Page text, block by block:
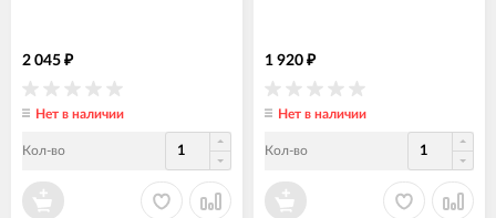
2 045 ₽
Нет в наличии
Кол-во
1 920 ₽
Нет в наличии
Кол-во